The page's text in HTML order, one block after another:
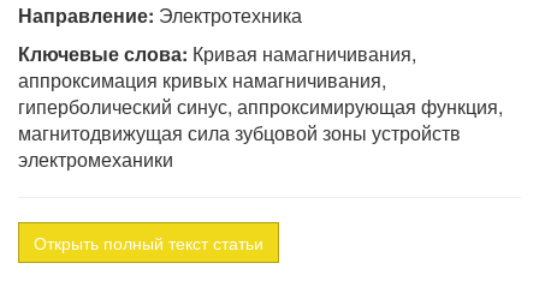
Направление: Электротехника
Ключевые слова: Кривая намагничивания,
аппроксимация кривых намагничивания,
гиперболический синус, аппроксимирующая функция,
магнитодвижущая сила зубцовой зоны устройств
электромеханики
Открыть полный текст статьи